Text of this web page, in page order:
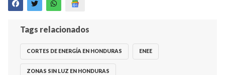
Tags relacionados
CORTES DE ENERGÍA EN HONDURAS ENEE
ZONAS SIN LUZ EN HONDURAS